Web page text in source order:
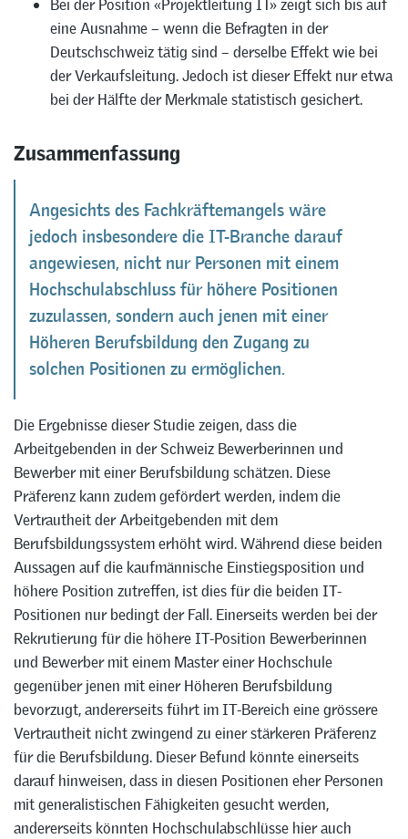
Bei der Position «Projektleitung IT» zeigt sich bis auf
eine Ausnahme – wenn die Befragten in der
Deutschschweiz tätig sind – derselbe Effekt wie bei
der Verkaufsleitung. Jedoch ist dieser Effekt nur etwa
bei der Hälfte der Merkmale statistisch gesichert.
Zusammenfassung
Angesichts des Fachkräftemangels wäre
jedoch insbesondere die IT-Branche darauf
angewiesen, nicht nur Personen mit einem
Hochschulabschluss für höhere Positionen
zuzulassen, sondern auch jenen mit einer
Höheren Berufsbildung den Zugang zu
solchen Positionen zu ermöglichen.
Die Ergebnisse dieser Studie zeigen, dass die
Arbeitgebenden in der Schweiz Bewerberinnen und
Bewerber mit einer Berufsbildung schätzen. Diese
Präferenz kann zudem gefördert werden, indem die
Vertrautheit der Arbeitgebenden mit dem
Berufsbildungssystem erhöht wird. Während diese beiden
Aussagen auf die kaufmännische Einstiegsposition und
höhere Position zutreffen, ist dies für die beiden IT-
Positionen nur bedingt der Fall. Einerseits werden bei der
Rekrutierung für die höhere IT-Position Bewerberinnen
und Bewerber mit einem Master einer Hochschule
gegenüber jenen mit einer Höheren Berufsbildung
bevorzugt, andererseits führt im IT-Bereich eine grössere
Vertrautheit nicht zwingend zu einer stärkeren Präferenz
für die Berufsbildung. Dieser Befund könnte einerseits
darauf hinweisen, dass in diesen Positionen eher Personen
mit generalistischen Fähigkeiten gesucht werden,
andererseits könnten Hochschulabschlüsse hier auch